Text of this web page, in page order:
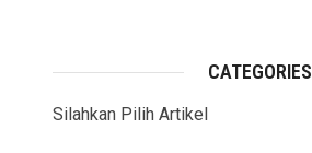
CATEGORIES
Silahkan Pilih Artikel